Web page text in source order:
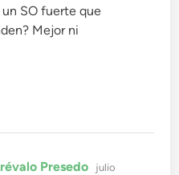
SO fuerte que
Mejor ni
Presedo dice:
julio